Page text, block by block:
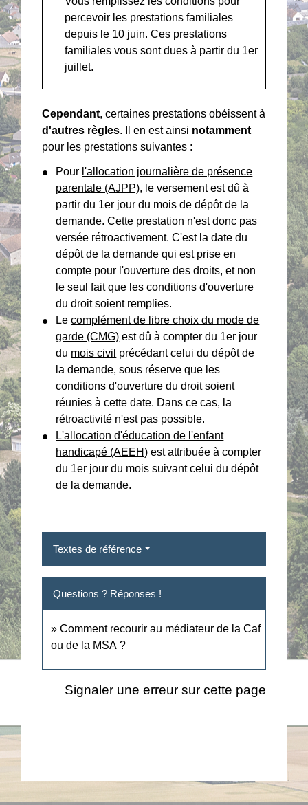
percevoir les prestations familiales
depuis le 10 juin. Ces prestations
familiales vous sont dues à partir du 1er
juillet.
Cependant, certaines prestations obéissent à
d'autres règles. Il en est ainsi notamment
pour les prestations suivantes :
Pour l'allocation journalière de présence
parentale (AJPP), le versement est dû à
partir du 1er jour du mois de dépôt de la
demande. Cette prestation n'est donc pas
versée rétroactivement. C'est la date du
dépôt de la demande qui est prise en
compte pour l'ouverture des droits, et non
le seul fait que les conditions d'ouverture
du droit soient remplies.
Lecomplément de libre choix du mode de
garde (CMG) est dû à compter du 1er jour
du mois civil précédant celui du dépôt de
la demande, sous réserve que les
conditions d'ouverture du droit soient
réunies à cette date. Dans ce cas, la
rétroactivité n'est pas possible.
L'allocation d'éducation de l'enfant
handicapé (AEEH) est attribuée à compter
du 1er jour du mois suivant celui du dépôt
de la demande.
Textes de référence
Questions ? Réponses !
Comment recourir au médiateur de la Caf
ou de la MSA ?
Signaler une erreur sur cette page